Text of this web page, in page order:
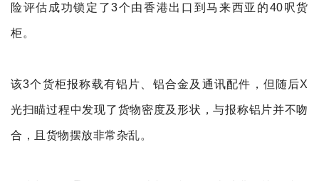
险评估成功锁定了3个由香港出口到马来西亚的40呎货
柜。
该3个货柜报称载有铝片、铝合金及通讯配件，但随后X
光扫瞄过程中发现了货物密度及形状，与报称铝片并不吻
合，且货物摆放非常杂乱。